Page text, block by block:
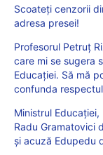
Scoateți cenzorii
adresa presei!
Profesorul Petruț
care mi se sugera
Educației. Să mă
confunda
Ministrul
Radu Gramatovici
și acuză Edupedu